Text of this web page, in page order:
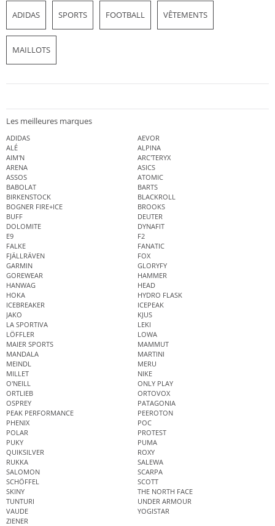
ADIDAS SPORTS FOOTBALL VÊTEMENTS
MAILLOTS
Les meilleures marques
ADIDAS
AEVOR
ALÉ
ALPINA
AIM'N
ARC'TERYX
ARENA
ASICS
ASSOS
ATOMIC
BABOLAT
BARTS
BIRKENSTOCK
BLACKROLL
BOGNER FIRE+ICE
BROOKS
BUFF
DEUTER
DOLOMITE
DYNAFIT
E9
F2
FALKE
FANATIC
FJÄLLRÄVEN
FOX
GARMIN
GLORYFY
GOREWEAR
HAMMER
HANWAG
HEAD
HOKA
HYDRO FLASK
ICEBREAKER
ICEPEAK
JAKO
KJUS
LA SPORTIVA
LEKI
LÖFFLER
LOWA
MAIER SPORTS
MAMMUT
MANDALA
MARTINI
MEINDL
MERU
MILLET
NIKE
O'NEILL
ONLY PLAY
ORTLIEB
ORTOVOX
OSPREY
PATAGONIA
PEAK PERFORMANCE
PEEROTON
PHENIX
POC
POLAR
PROTEST
PUKY
PUMA
QUIKSILVER
ROXY
RUKKA
SALEWA
SALOMON
SCARPA
SCHÖFFEL
SCOTT
SKINY
THE NORTH FACE
TUNTURI
UNDER ARMOUR
VAUDE
YOGISTAR
ZIENER